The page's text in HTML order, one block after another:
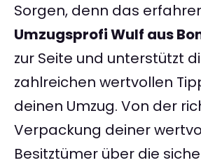
Sorgen, denn das
Umzugsprofi Wulf aus
zur Seite und unterstützt
zahlreichen wertvollen
deinen Umzug. Von der
Verpackung deiner
Besitztümer über die